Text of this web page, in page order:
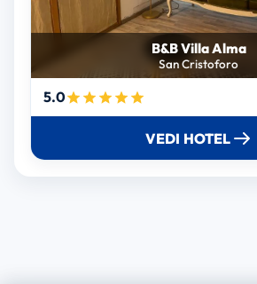
B&B Villa Alma
San Cristoforo
5.0
VEDI HOTEL